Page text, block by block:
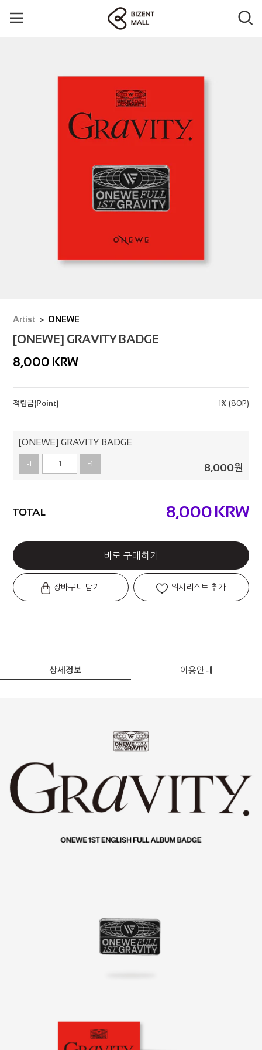
Artist ONEWE
[ONEWE] GRAVITY BADGE
8,000 KRW
적립금(Point) 1% (80P)
[ONEWE] GRAVITY BADGE
+1
-1 8,000원
TOTAL 8,000 KRW
바로 구매하기
장바구니 담기 위시리스트 추가
상세정보 이용안내